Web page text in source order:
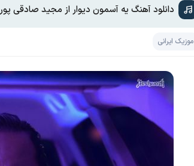
دانلود آهنگ یه آسمون دیوار از مجید صادقی پور
موزیک ایرانی